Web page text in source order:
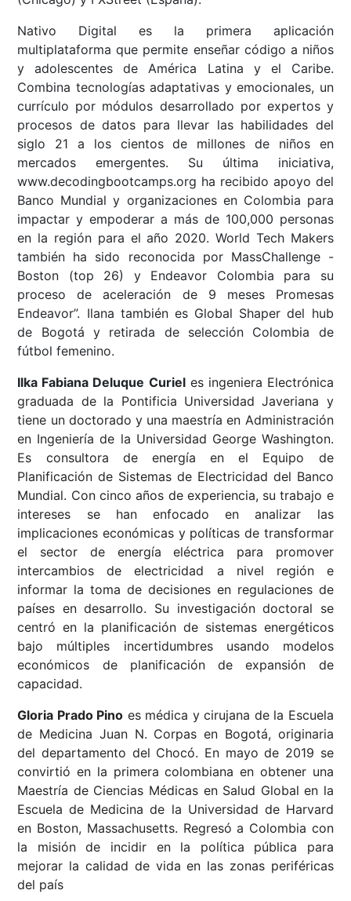
Nativo Digital es la primera aplicación
multiplataforma que permite enseñar código a niños
y adolescentes de América Latina y el Caribe.
Combina tecnologías adaptativas y emocionales, un
currículo por módulos desarrollado por expertos y
procesos de datos para llevar las habilidades del
siglo 21 a los cientos de millones de niños en
mercados emergentes. Su última iniciativa,
www.decodingbootcamps.org ha recibido apoyo del
Banco Mundial y organizaciones en Colombia para
impactar y empoderar a más de 100,000 personas
en la región para el año 2020. World Tech Makers
también ha sido reconocida por MassChallenge -
Boston (top 26) y Endeavor Colombia para su
proceso de aceleración de 9 meses Promesas
Endeavor”. Ilana también es Global Shaper del hub
de Bogotá y retirada de selección Colombia de
fútbol femenino.
Ilka Fabiana Deluque Curiel es ingeniera Electrónica
graduada de la Pontificia Universidad Javeriana y
tiene un doctorado y una maestría en Administración
en Ingeniería de la Universidad George Washington.
Es consultora de energía en el Equipo de
Planificación de Sistemas de Electricidad del Banco
Mundial. Con cinco años de experiencia, su trabajo e
intereses se han enfocado en analizar las
implicaciones económicas y políticas de transformar
el sector de energía eléctrica para promover
intercambios de electricidad a nivel región e
informar la toma de decisiones en regulaciones de
países en desarrollo. Su investigación doctoral se
centró en la planificación de sistemas energéticos
bajo múltiples incertidumbres usando modelos
económicos de planificación de expansión de
capacidad.
Gloria Prado Pino es médica y cirujana de la Escuela
de Medicina Juan N. Corpas en Bogotá, originaria
del departamento del Chocó. En mayo de 2019 se
convirtió en la primera colombiana en obtener una
Maestría de Ciencias Médicas en Salud Global en la
Escuela de Medicina de la Universidad de Harvard
en Boston, Massachusetts. Regresó a Colombia con
la misión de incidir en la política pública para
mejorar la calidad de vida en las zonas periféricas
del país